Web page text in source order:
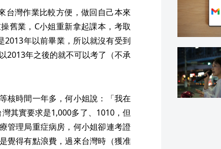
台灣作業比較方便，做回自己本來
舊業，C小姐重新拿起課本，考取
2013年以前畢業，所以就沒有受到
2013年之後的就不可以考了（不承
核時間一年多，何小姐說：「我在
其實要求是1,000多了、1010，但
管理局重症病房，何小姐卻連考證
覺得有點浪費，過來台灣時（獲准